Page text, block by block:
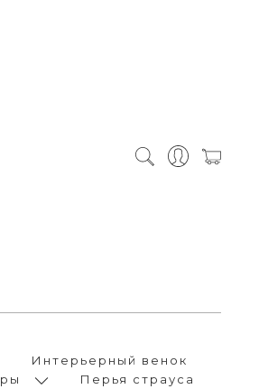
Интерьерный венок
Перья страуса